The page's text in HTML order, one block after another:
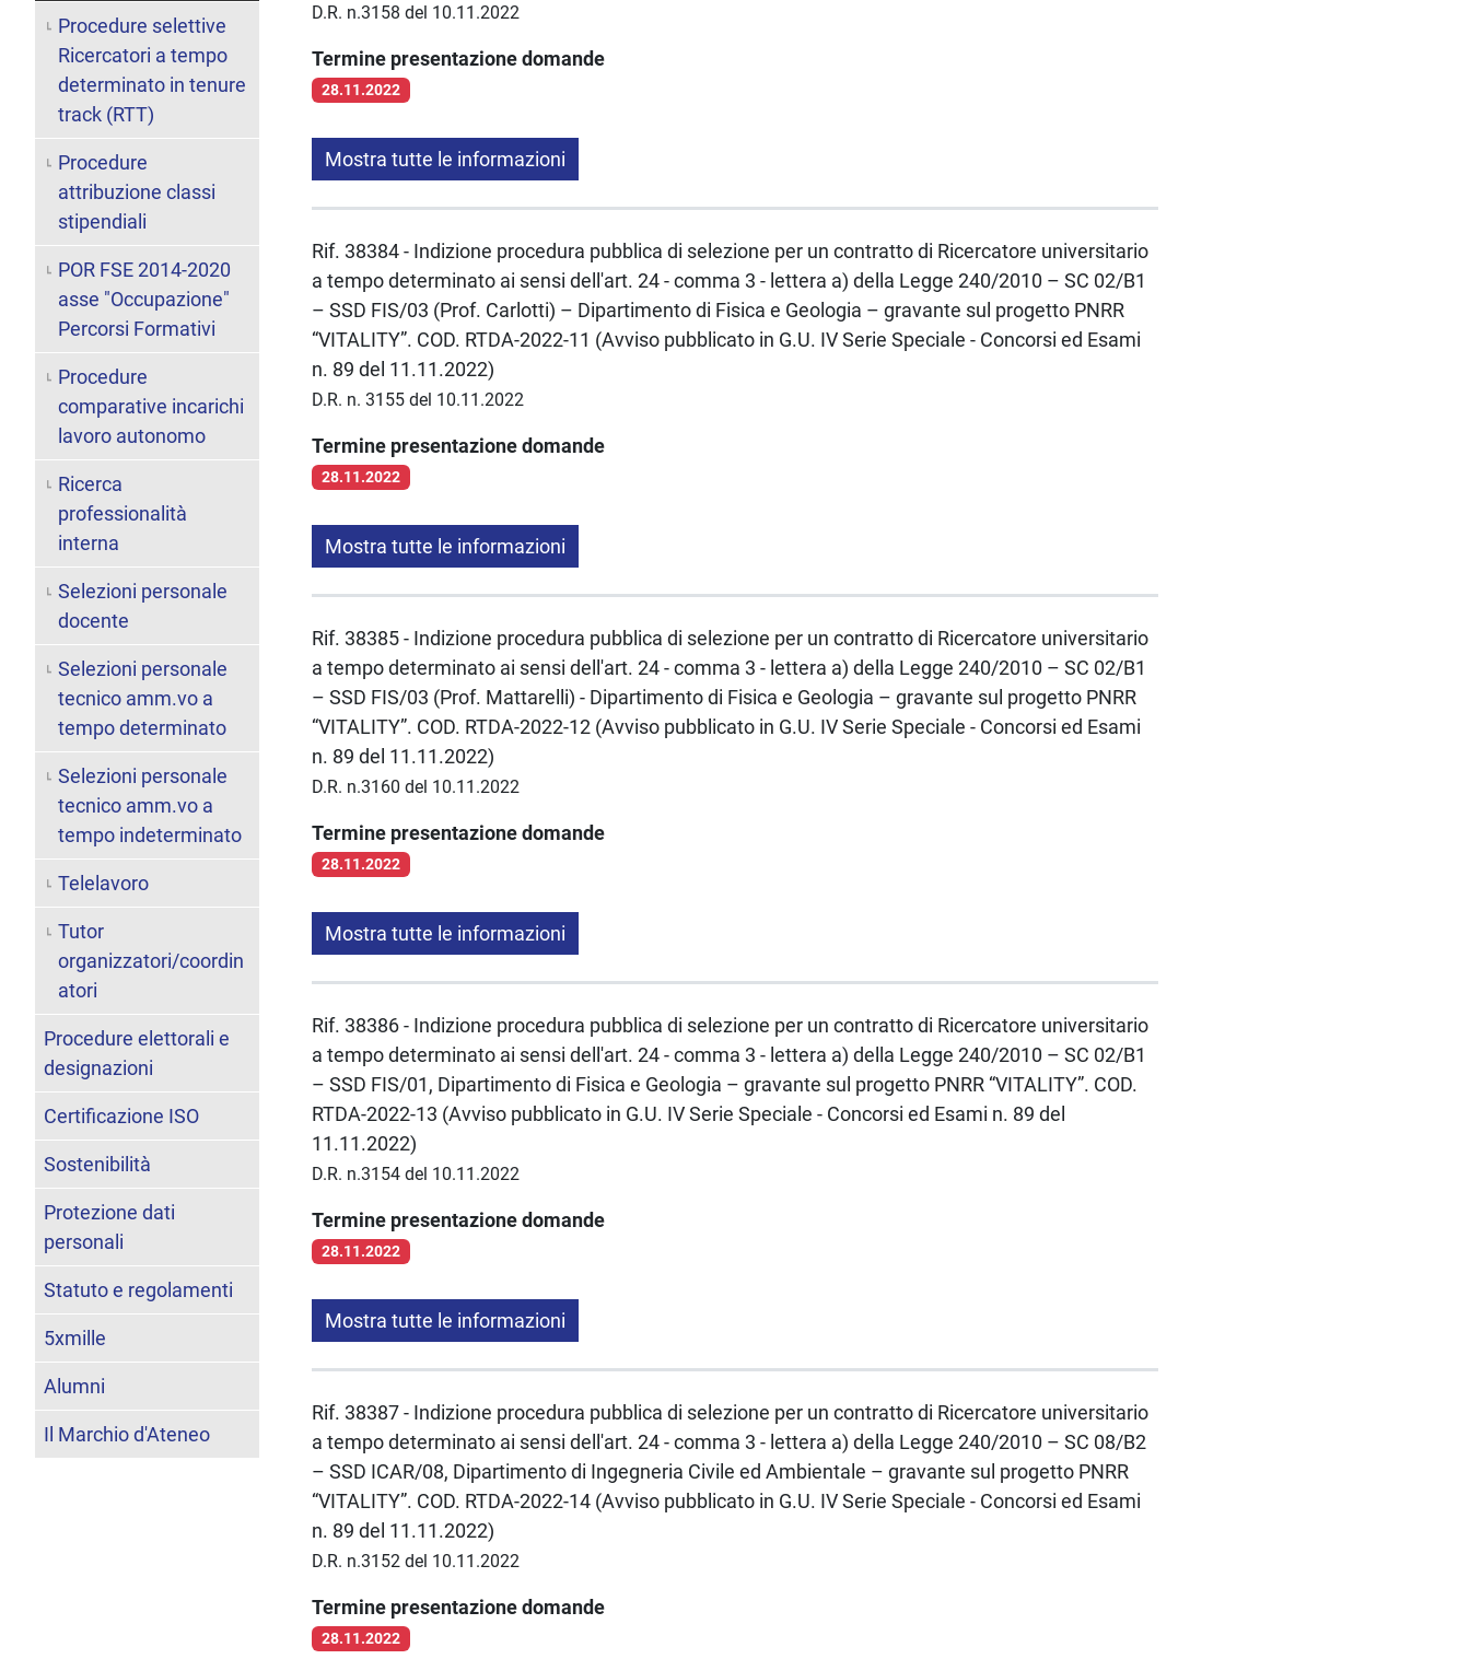
D.R. n.3158 del 10.11.2022
Termine presentazione domande
28.11.2022
Mostra tutte le informazioni
Rif. 38384 - Indizione procedura pubblica di selezione per un contratto di Ricercatore universitario
a tempo determinato ai sensi dell'art. 24 - comma 3 - lettera a) della Legge 240/2010 – SC 02/B1
– SSD FIS/03 (Prof. Carlotti) – Dipartimento di Fisica e Geologia – gravante sul progetto PNRR
“VITALITY”. COD. RTDA-2022-11 (Avviso pubblicato in G.U. IV Serie Speciale - Concorsi ed Esami
n. 89 del 11.11.2022)
D.R. n. 3155 del 10.11.2022
Termine presentazione domande
28.11.2022
Mostra tutte le informazioni
Rif. 38385 - Indizione procedura pubblica di selezione per un contratto di Ricercatore universitario
a tempo determinato ai sensi dell'art. 24 - comma 3 - lettera a) della Legge 240/2010 – SC 02/B1
– SSD FIS/03 (Prof. Mattarelli) - Dipartimento di Fisica e Geologia – gravante sul progetto PNRR
“VITALITY”. COD. RTDA-2022-12 (Avviso pubblicato in G.U. IV Serie Speciale - Concorsi ed Esami
n. 89 del 11.11.2022)
D.R. n.3160 del 10.11.2022
Termine presentazione domande
28.11.2022
Mostra tutte le informazioni
Rif. 38386 - Indizione procedura pubblica di selezione per un contratto di Ricercatore universitario
a tempo determinato ai sensi dell'art. 24 - comma 3 - lettera a) della Legge 240/2010 – SC 02/B1
– SSD FIS/01, Dipartimento di Fisica e Geologia – gravante sul progetto PNRR “VITALITY”. COD.
RTDA-2022-13 (Avviso pubblicato in G.U. IV Serie Speciale - Concorsi ed Esami n. 89 del
11.11.2022)
D.R. n.3154 del 10.11.2022
Termine presentazione domande
28.11.2022
Mostra tutte le informazioni
Rif. 38387 - Indizione procedura pubblica di selezione per un contratto di Ricercatore universitario
a tempo determinato ai sensi dell'art. 24 - comma 3 - lettera a) della Legge 240/2010 – SC 08/B2
– SSD ICAR/08, Dipartimento di Ingegneria Civile ed Ambientale – gravante sul progetto PNRR
“VITALITY”. COD. RTDA-2022-14 (Avviso pubblicato in G.U. IV Serie Speciale - Concorsi ed Esami
n. 89 del 11.11.2022)
D.R. n.3152 del 10.11.2022
Termine presentazione domande
28.11.2022
Procedure selettive
Ricercatori a tempo
determinato in tenure
track (RTT)
Procedure
attribuzione classi
stipendiali
POR FSE 2014-2020
asse "Occupazione"
Percorsi Formativi
Procedure
comparative incarichi
lavoro autonomo
Ricerca
professionalità
interna
Selezioni personale
docente
Selezioni personale
tecnico amm.vo a
tempo determinato
Selezioni personale
tecnico amm.vo a
tempo indeterminato
Telelavoro
Tutor
organizzatori/coordin
atori
Procedure elettorali e
designazioni
Certificazione ISO
Sostenibilità
Protezione dati
personali
Statuto e regolamenti
5xmille
Alumni
Il Marchio d'Ateneo